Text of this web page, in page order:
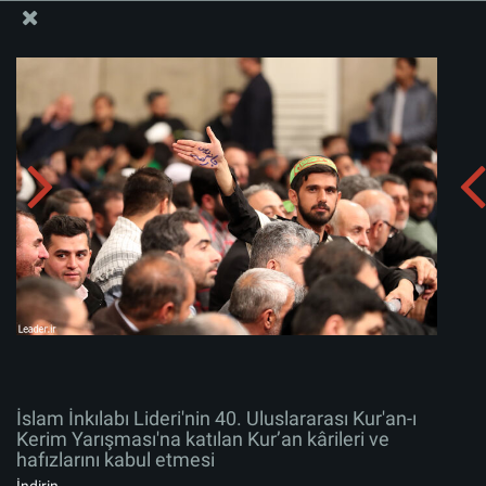
İslam İnkılabı Lideri'nin 40. Uluslararası Kur'an-ı Kerim
Yarışması'na katılan Kur’an kârileri ve hafızlarını kabul
etmesi
Albümü indirin:
İslam İnkılabı Lideri'nin 40. Uluslararası Kur'an-ı
Kerim Yarışması'na katılan Kur’an kârileri ve
hafızlarını kabul etmesi